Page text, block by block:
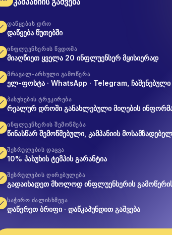
ᲓᲐᲬᲧᲔᲑᲘᲡ ᲓᲠᲝ
დაწყება წუთებში
ᲘᲜᲤᲚᲣᲔᲜᲡᲔᲠᲘᲡ ᲬᲕᲓᲝᲛᲐ
მიაღწიეთ ყველა 20 ინფლუენსერ მყისიერად
ᲛᲠᲐᲕᲐᲚ-ᲐᲠᲮᲣᲚᲘ ᲒᲐᲛᲝᲬᲔᲠᲐ
ელ-ფოსტა · WhatsApp · Telegram, ჩაშენებული
ᲞᲐᲡᲣᲮᲔᲑᲘᲡ ᲢᲠᲔᲙᲘᲠᲔᲑᲐ
რეალურ დროში განახლებული მიღების
ᲘᲜᲤᲚᲣᲔᲜᲡᲔᲠᲘᲡ ᲨᲔᲛᲝᲬᲛᲔᲑᲐ
წინასწარ შემოწმებული, კამპანიის
ᲨᲔᲡᲠᲣᲚᲔᲑᲘᲡ ᲓᲐᲪᲕᲐ
10% პასუხის ტემპის გარანტია
ᲨᲔᲡᲠᲣᲚᲔᲑᲘᲡ ᲦᲘᲠᲔᲑᲣᲚᲔᲑᲐ
გადაიხადეთ მხოლოდ ინფლუენსერის
ᲡᲐᲭᲘᲠᲝ ᲫᲐᲚᲘᲡᲮᲛᲔᲕᲐ
დაწერეთ ბრიფი · დაწკაპუნდით გაშვება